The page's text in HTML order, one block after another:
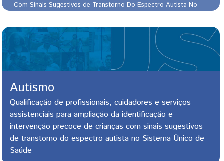
Trilha de navegação
Com Sinais Sugestivos de Transtorno Do Espectro Autista No
Autismo
Qualificação de profissionais, cuidadores e serviços
assistenciais para ampliação da identificação e
intervenção precoce de crianças com sinais sugestivos
de transtorno do espectro autista no Sistema Único de
Saúde